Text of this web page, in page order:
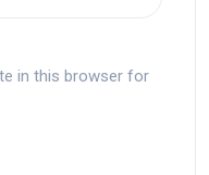
in this browser for